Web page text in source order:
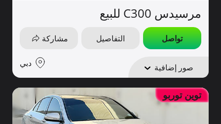
مرسيدس C300 للبيع
تواصل التفاصيل مشاركة
صور إضافية دبي
توين توربو